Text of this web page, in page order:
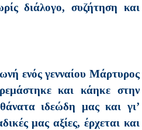
διάλογο, συζήτηση και
γενναίου Μάρτυρος
και κάηκε στην
ιδεώδη μας και γι’
μας αξίες, έρχεται και